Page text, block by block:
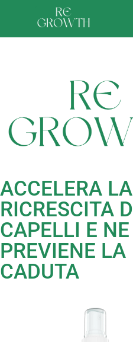
ACCELERA LA
RICRESCITA
CAPELLI E NE
PREVIENE LA
CADUTA